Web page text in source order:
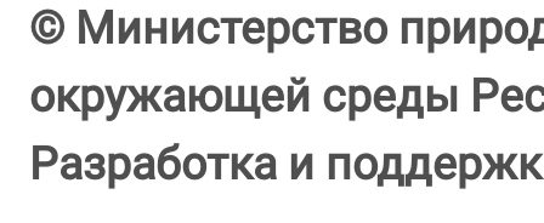
© Министерство
окружающей среды
Разработка и